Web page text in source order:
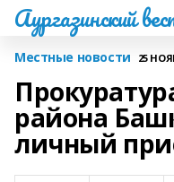
Аургазинский
Местные новости 25
района
личный